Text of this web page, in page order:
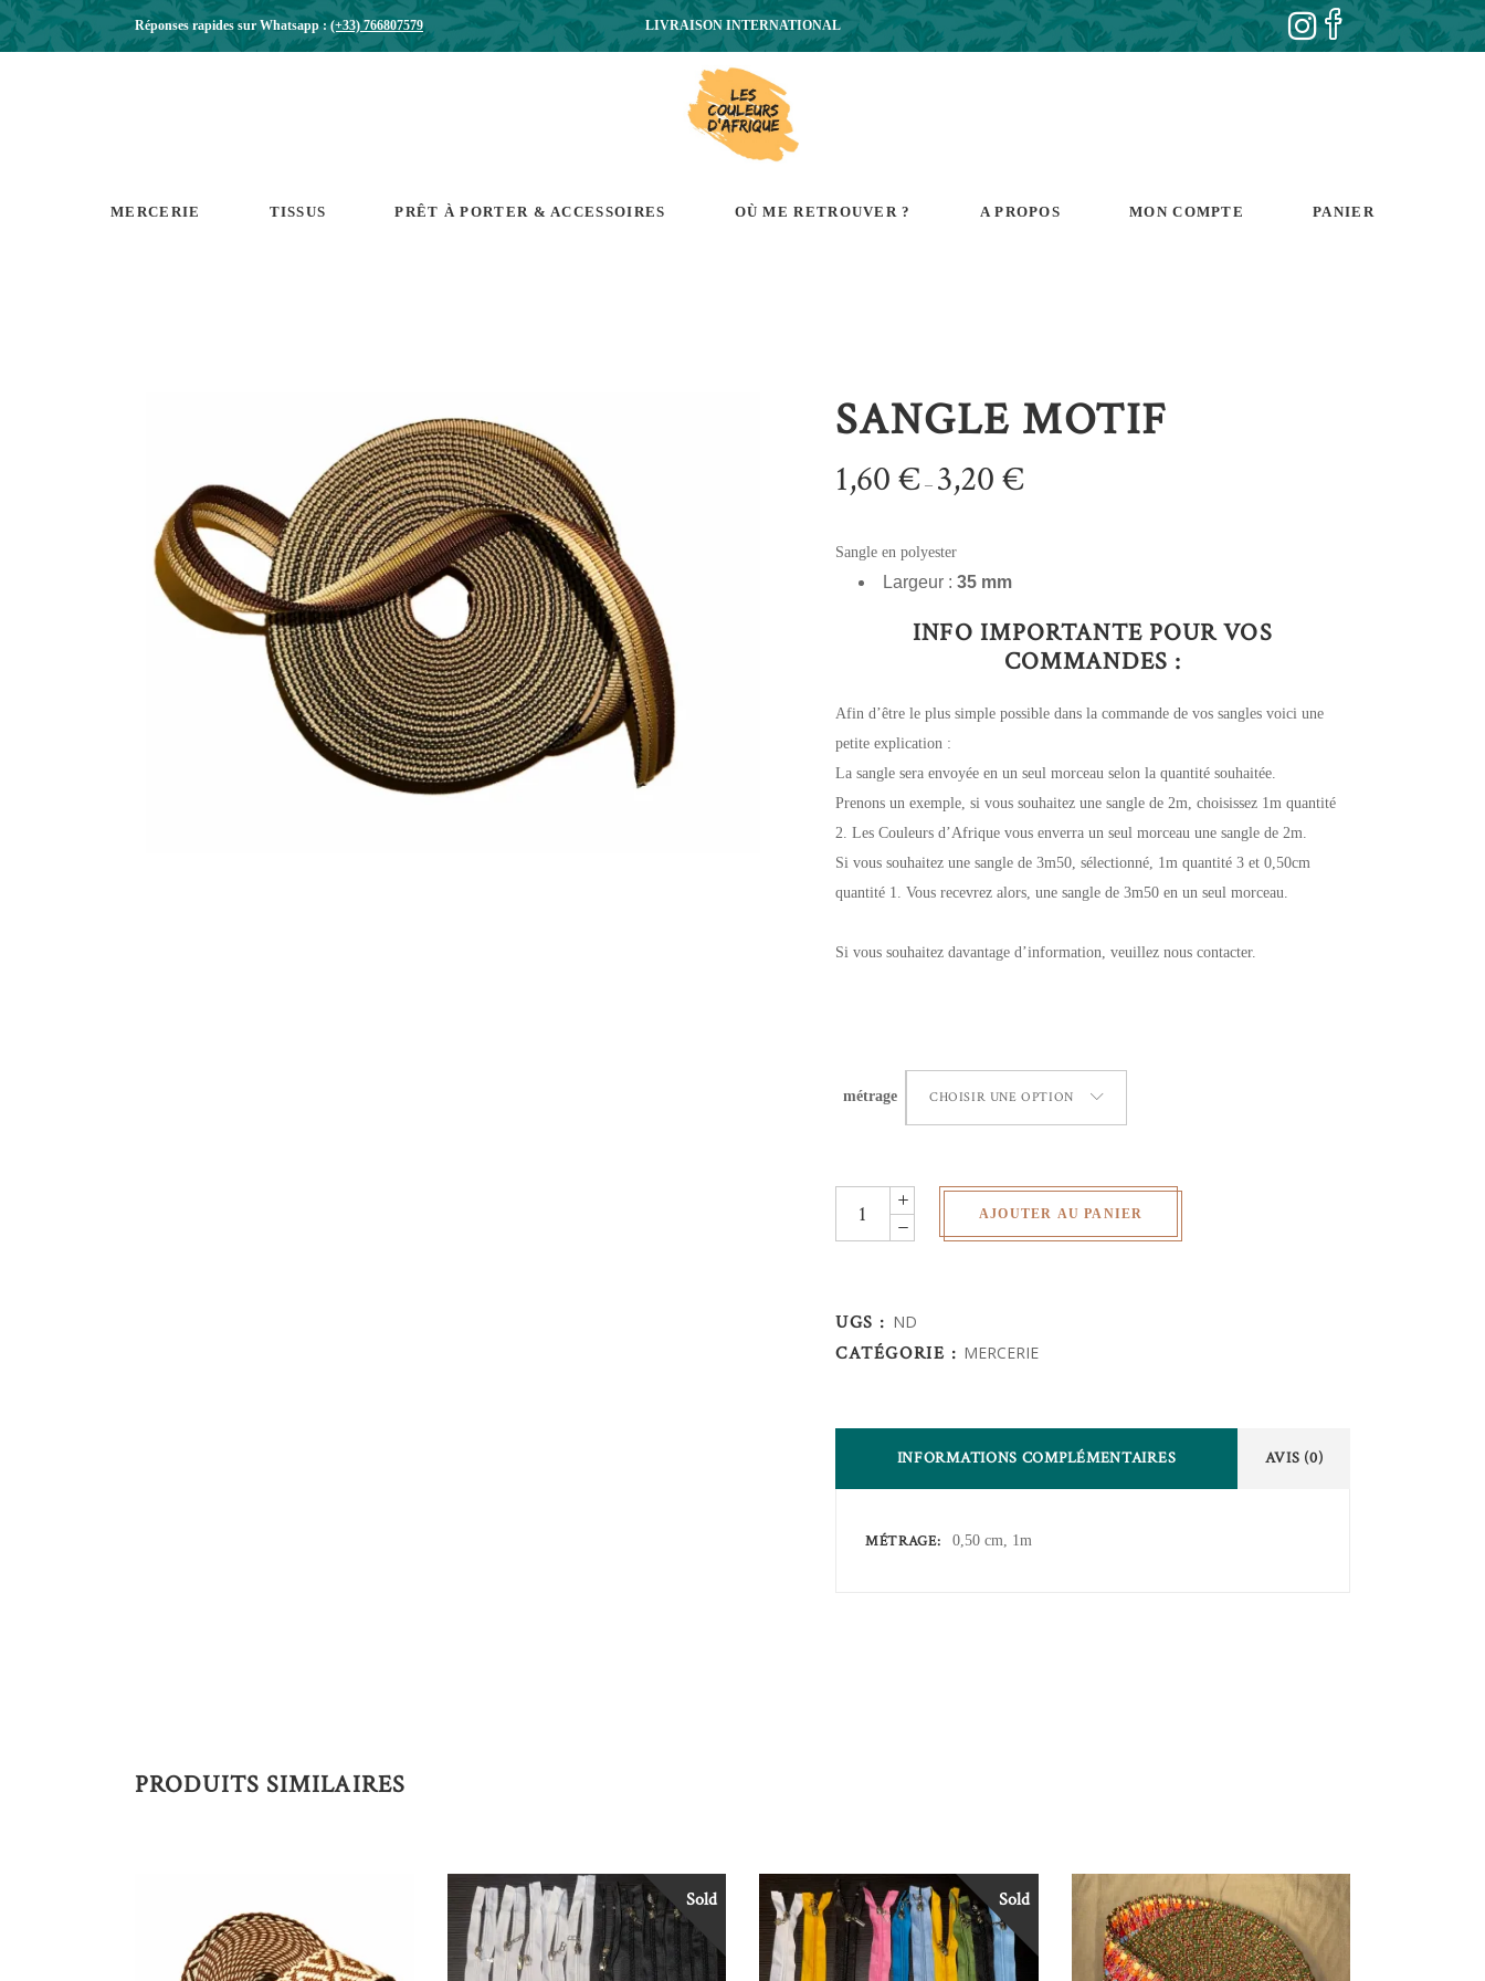
Réponses rapides sur Whatsapp :(+33) 766807579 LIVRAISON INTERNATIONAL
MERCERIE TISSUS PRÊT À PORTER & ACCESSOIRES OÙ ME RETROUVER ? A PROPOS MON COMPTE PANIER
SANGLE MOTIF
1,60€ – 3,20€
Sangle en polyester
Largeur : 35 mm
INFO IMPORTANTE POUR VOS
COMMANDES :
Afin d’être le plus simple possible dans la commande de vos sangles voici une
petite explication :
La sangle sera envoyée en un seul morceau selon la quantité souhaitée.
Prenons un exemple, si vous souhaitez une sangle de 2m, choisissez 1m quantité
2. Les Couleurs d’Afrique vous enverra un seul morceau une sangle de 2m.
Si vous souhaitez une sangle de 3m50, sélectionné, 1m quantité 3 et 0,50cm
quantité 1. Vous recevrez alors, une sangle de 3m50 en un seul morceau.
Si vous souhaitez davantage d’information, veuillez nous contacter.
métrage CHOISIR UNE OPTION
AJOUTER AU PANIER
UGS : ND
CATÉGORIE : MERCERIE
INFORMATIONS COMPLÉMENTAIRES AVIS (0)
MÉTRAGE 0,50 cm, 1m
PRODUITS SIMILAIRES
Sold Sold